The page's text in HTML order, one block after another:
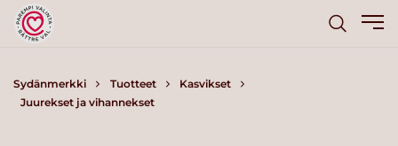
Sydänmerkki Tuotteet
Kasvikset
Juurekset ja vihannekset